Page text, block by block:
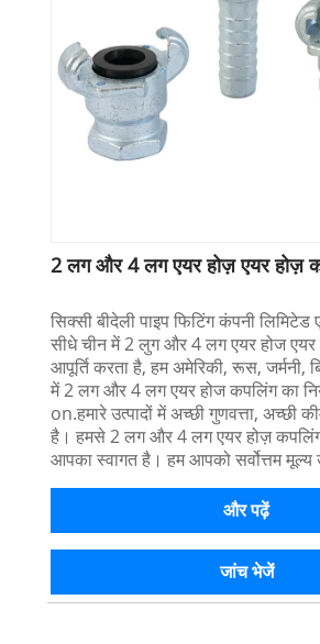
2 लग और 4 लग एयर होज़ एयर होज़
सिक्सी बीदेली पाइप फिटिंग कंपनी
सीधे चीन में 2 लुग और 4 लग एयर होज
आपूर्ति करता है, हम अमेरिकी, रूस, जर्मनी,
में 2 लग और 4 लग एयर होज कपलिंग का
on.हमारे उत्पादों में अच्छी गुणवत्ता, अच्छी
है। हमसे 2 लग और 4 लग एयर होज़
आपका स्वागत है। हम आपको सर्वोत्तम मूल्य
और पढ़ें
जांच भेजें